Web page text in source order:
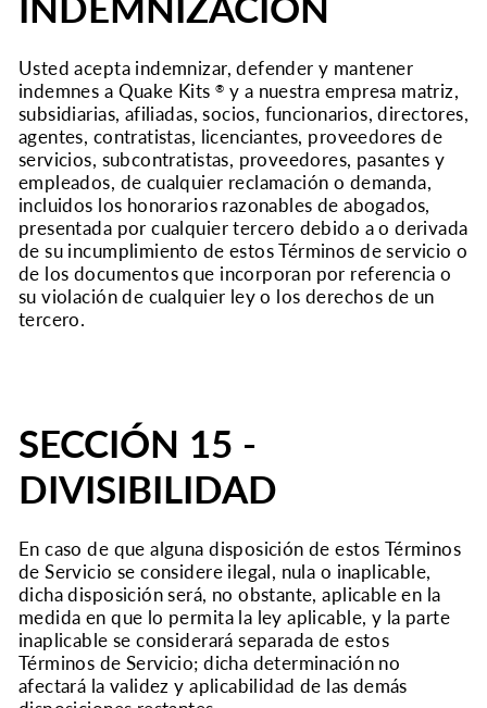
Usted acepta indemnizar, defender y mantener
indemnes a Quake Kits® y a nuestra empresa matriz,
subsidiarias, afiliadas, socios, funcionarios, directores,
agentes, contratistas, licenciantes, proveedores de
servicios, subcontratistas, proveedores, pasantes y
empleados, de cualquier reclamación o demanda,
incluidos los honorarios razonables de abogados,
presentada por cualquier tercero debido a o derivada
de su incumplimiento de estos Términos de servicio o
de los documentos que incorporan por referencia o
su violación de cualquier ley o los derechos de un
tercero.
SECCIÓN 15 -
DIVISIBILIDAD
En caso de que alguna disposición de estos Términos
de Servicio se considere ilegal, nula o inaplicable,
dicha disposición será, no obstante, aplicable en la
medida en que lo permita la ley aplicable, y la parte
inaplicable se considerará separada de estos
Términos de Servicio; dicha determinación no
afectará la validez y aplicabilidad de las demás